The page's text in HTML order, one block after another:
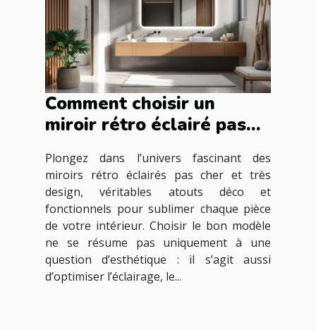
Comment choisir un
miroir rétro éclairé pas
votre intérieur ?
Plongez dans l’univers fascinant des
miroirs rétro éclairés pas cher et très
design, véritables atouts déco et
fonctionnels pour sublimer chaque pièce
de votre intérieur. Choisir le bon modèle
ne se résume pas uniquement à une
question d’esthétique : il s’agit aussi
d’optimiser l’éclairage, le...